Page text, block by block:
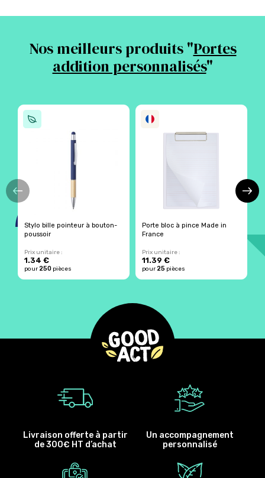
Nos meilleurs produits "Portes
addition personnalisés"
Stylo bille pointeur à bouton-
poussoir
Prix unitaire :
1.34 €
pour250 pièces
Porte bloc à pince Made in
France
Prix unitaire :
11.39 €
pour25 pièces
Livraison offerte à partir
de 300€ HT d’achat
Un accompagnement
personnalisé